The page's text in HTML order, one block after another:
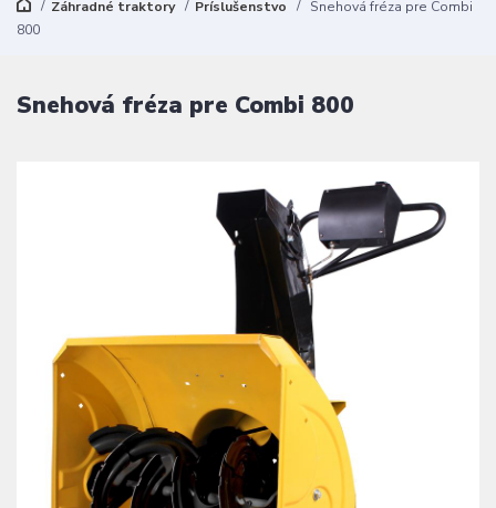
Záhradné traktory Príslušenstvo
Snehová fréza pre Combi
800
Snehová fréza pre Combi 800